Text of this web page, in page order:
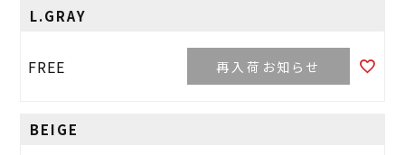
L.GRAY
FREE 再入荷お知らせ
BEIGE